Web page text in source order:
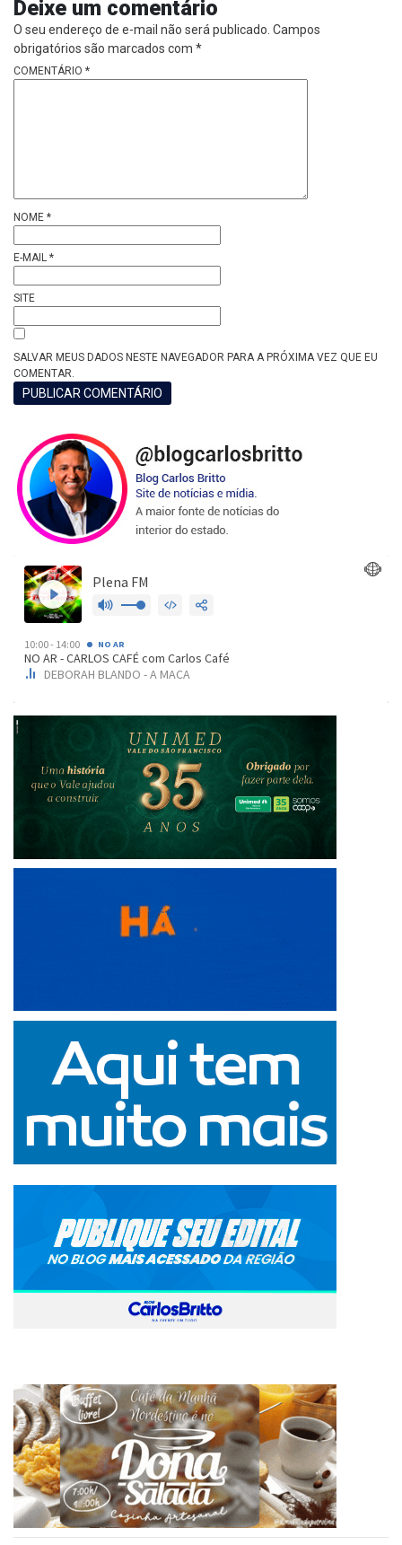
Deixe um comentário
O seu endereço de e-mail não será publicado. Campos
obrigatórios são marcados com *
COMENTÁRIO *
NOME *
E-MAIL *
SITE
SALVAR MEUS DADOS NESTE NAVEGADOR PARA A PRÓXIMA VEZ QUE EU
COMENTAR.